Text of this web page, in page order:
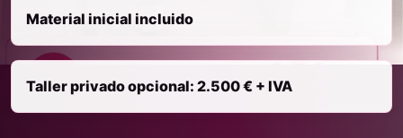
Material inicial incluido
Taller privado opcional: 2.500 € + IVA